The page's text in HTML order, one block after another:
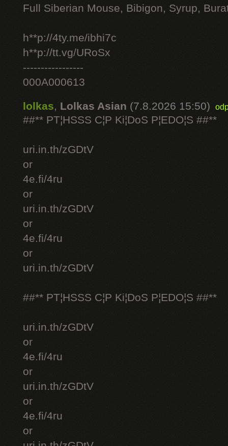
Full Siberian Mouse, Bibigon, Syrup,
h**p://4ty.me/ibhi7c
h**p://tt.vg/URoSx
-----------------
000A000613
lolkas,Lolkas Asian (7.8.2026 15:50)
##** PT¦HSSS C¦P Ki¦DoS P¦EDO¦S ##**
uri.in.th/zGDtV
or
4e.fi/4ru
or
uri.in.th/zGDtV
or
4e.fi/4ru
or
uri.in.th/zGDtV
##** PT¦HSSS C¦P Ki¦DoS P¦EDO¦S ##**
uri.in.th/zGDtV
or
4e.fi/4ru
or
uri.in.th/zGDtV
or
4e.fi/4ru
or